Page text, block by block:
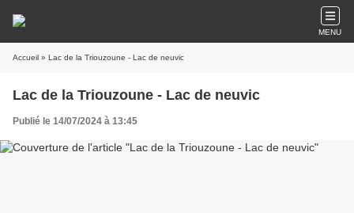
MENU
Accueil » Lac de la Triouzoune - Lac de neuvic
Lac de la Triouzoune - Lac de neuvic
Publié le 14/07/2024 à 13:45